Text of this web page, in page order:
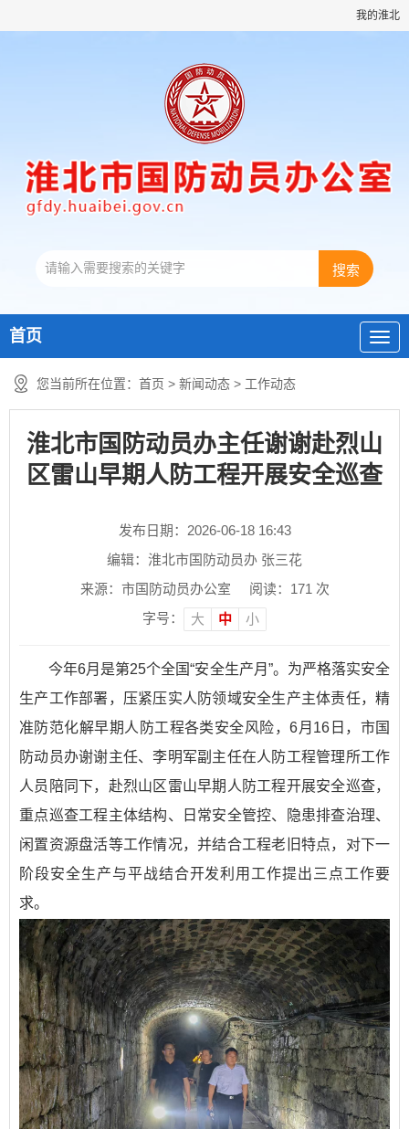
我的淮北
首页
您当前所在位置： 首页 > 新闻动态 > 工作动态
淮北市国防动员办主任谢谢赴烈山
区雷山早期人防工程开展安全巡查
发布日期：2026-06-18 16:43
编辑：淮北市国防动员办 张三花
来源：市国防动员办公室
阅读： 171 次
字号：
大 中 小
今年6月是第25个全国“安全生产月”。为严格落实安全
生产工作部署，压紧压实人防领域安全生产主体责任，精
准防范化解早期人防工程各类安全风险，6月16日，市国
防动员办谢谢主任、李明军副主任在人防工程管理所工作
人员陪同下，赴烈山区雷山早期人防工程开展安全巡查，
重点巡查工程主体结构、日常安全管控、隐患排查治理、
闲置资源盘活等工作情况，并结合工程老旧特点，对下一
阶段安全生产与平战结合开发利用工作提出三点工作要
求。